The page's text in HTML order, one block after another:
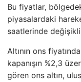
Bu fiyatlar,
piyasalardaki
saatlerinde
Altının ons
kapanışın %2,3
gören ons altın,